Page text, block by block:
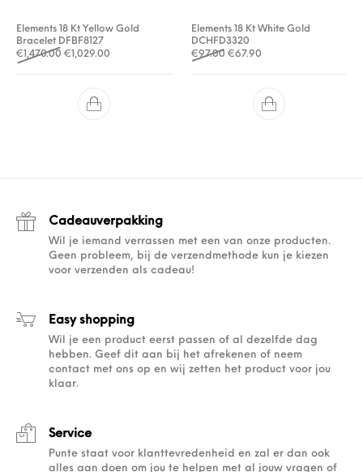
Elements 18 Kt Yellow Gold
Bracelet DFBF8127
€1,470.00 Oorspronkelijke prijs was: €1,470.00.
€1,029.00 Huidige prijs is: €1,029.00.
Elements 18 Kt White Gold
DCHFD3320
€97.00 Oorspronkelijke prijs was:
€67.90
Cadeauverpakking
Wil je iemand verrassen met een van onze producten.
Geen probleem, bij de verzendmethode kun je kiezen
voor verzenden als cadeau!
Easy shopping
Wil je een product eerst passen of al dezelfde dag
hebben. Geef dit aan bij het afrekenen of neem
contact met ons op en wij zetten het product voor jou
klaar.
Service
Punte staat voor klanttevredenheid en zal er dan ook
alles aan doen om jou te helpen met al jouw vragen of